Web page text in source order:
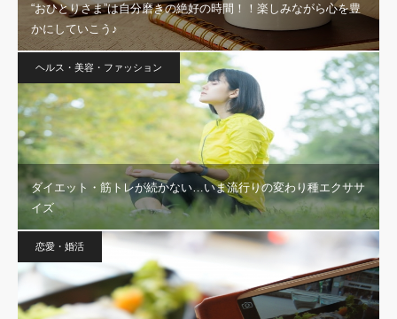
“おひとりさま”は自分磨きの絶好の時間！！楽しみながら心を豊
かにしていこう♪
ヘルス・美容・ファッション
ダイエット・筋トレが続かない…いま流行りの変わり種エクササ
イズ
恋愛・婚活